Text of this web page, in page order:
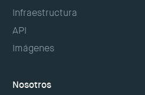
Infraestructura
API
Imágenes
Nosotros